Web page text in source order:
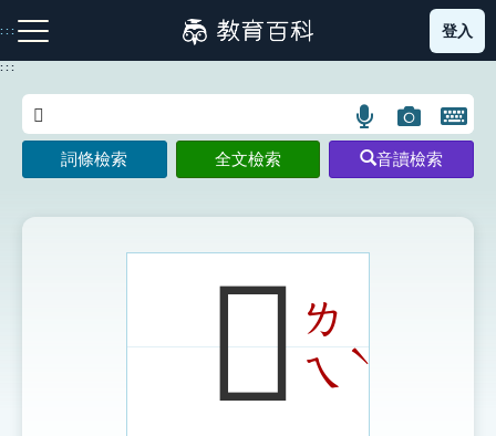
到
主
:::
注音索引圖示 筆畫索引圖示 部首索引表圖示
登入
:::
語
言
搜
示
圖
片
搜
開
鍵
圖
詞條檢索 全文檢索 音讀檢索
𩔧ㄌ
ㄟˋ